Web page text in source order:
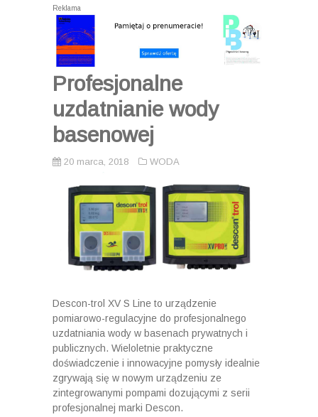
Reklama
Profesjonalne
uzdatnianie wody
basenowej
20 marca, 2018 WODA
Descon-trol XV S Line to urządzenie
pomiarowo-regulacyjne do profesjonalnego
uzdatniania wody w basenach prywatnych i
publicznych. Wieloletnie praktyczne
doświadczenie i innowacyjne pomysły idealnie
zgrywają się w nowym urządzeniu ze
zintegrowanymi pompami dozującymi z serii
profesjonalnej marki Descon.